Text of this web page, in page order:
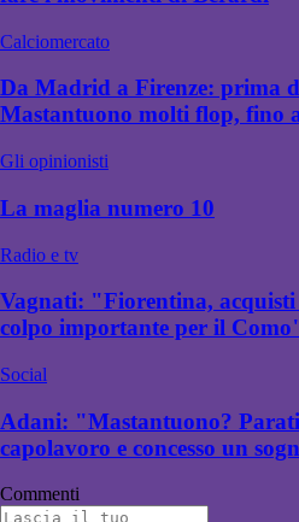
Calciomercato
Da Madrid a Firenze: prima
Mastantuono molti flop, fino
Gli opinionisti
La maglia numero 10
Radio e tv
Vagnati: "Fiorentina,
colpo importante per il
Social
Adani: "Mastantuono?
capolavoro e concesso un
Commenti